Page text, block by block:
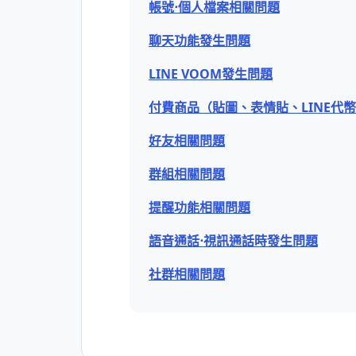
帳號⋅個人檔案相關問題
聊天功能發生問題
LINE VOOM發生問題
付費商品（貼圖、表情貼、LINE代
好友相關問題
群組相關問題
提醒功能相關問題
語音通話⋅視訊通話時發生問題
社群相關問題